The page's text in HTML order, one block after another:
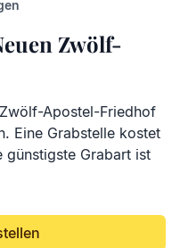
Zwölf-
Apostel-Friedhof
Eine Grabstelle kostet
günstigste Grabart ist